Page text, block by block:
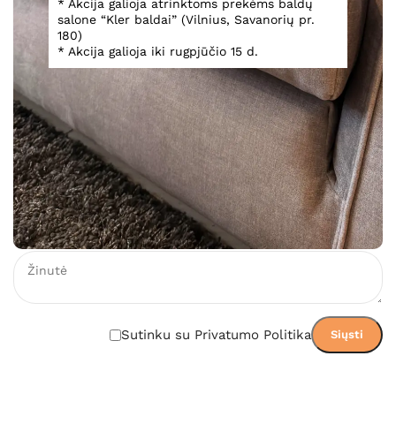
* Akcija galioja atrinktoms prekėms baldų
salone “Kler baldai” (Vilnius, Savanorių pr.
180)
* Akcija galioja iki rugpjūčio 15 d.
Teirautis
Įsiminti
Teirautis dėl prekės
Sutinku su Privatumo Politika